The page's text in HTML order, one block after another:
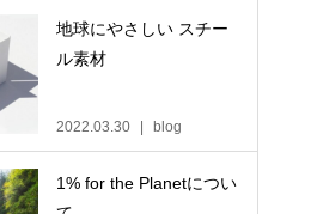
地球にやさしい スチー
ル素材
2022.03.30 blog
1% for the Planetについ